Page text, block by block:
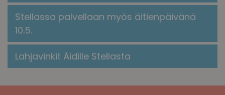
Stellassa palvellaan myös äitienpäivänä
10.5.
Lahjavinkit Äidille Stellasta